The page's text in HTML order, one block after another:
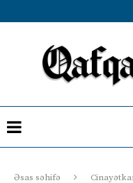
Əsas səhifə